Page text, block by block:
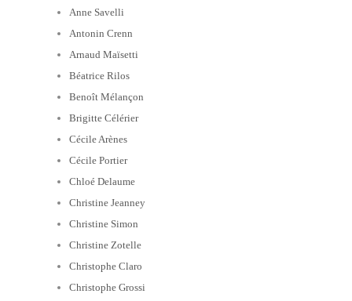
Anne Savelli
Antonin Crenn
Arnaud Maïsetti
Béatrice Rilos
Benoît Mélançon
Brigitte Célérier
Cécile Arènes
Cécile Portier
Chloé Delaume
Christine Jeanney
Christine Simon
Christine Zotelle
Christophe Claro
Christophe Grossi